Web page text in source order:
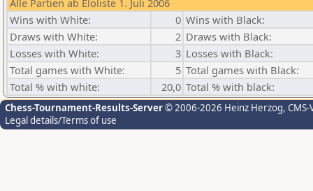
Alle Partien ab Eloliste 1. Juli 2006
Wins with White:
0 Wins with Black:
Draws with White:
2 Draws with Black:
Losses with White:
3 Losses with Black:
Total games with White:
5 Total games with Black:
Total % with white:
20,0 Total % with black:
Chess-Tournament-Results-Server© 2006-2026 Heinz Herzog,
Legal details/Terms of use